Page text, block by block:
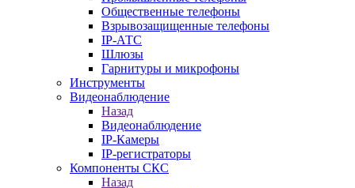
Общественные телефоны
Взрывозащищенные телефоны
IP-АТС
Шлюзы
Гарнитуры и микрофоны
Инструменты
Видеонаблюдение
Назад
Видеонаблюдение
IP-Камеры
IP-регистраторы
Компоненты СКС
Назад